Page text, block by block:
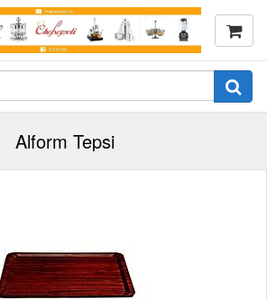
Alform Tepsi